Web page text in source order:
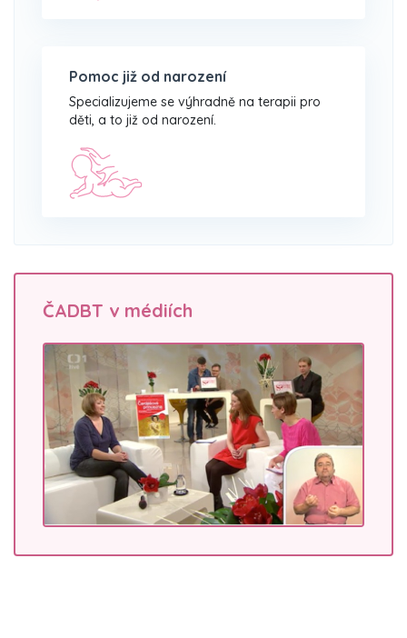
Pomoc již od narození
Specializujeme se výhradně na terapii pro
děti, a to již od narození.
ČADBT v médiích